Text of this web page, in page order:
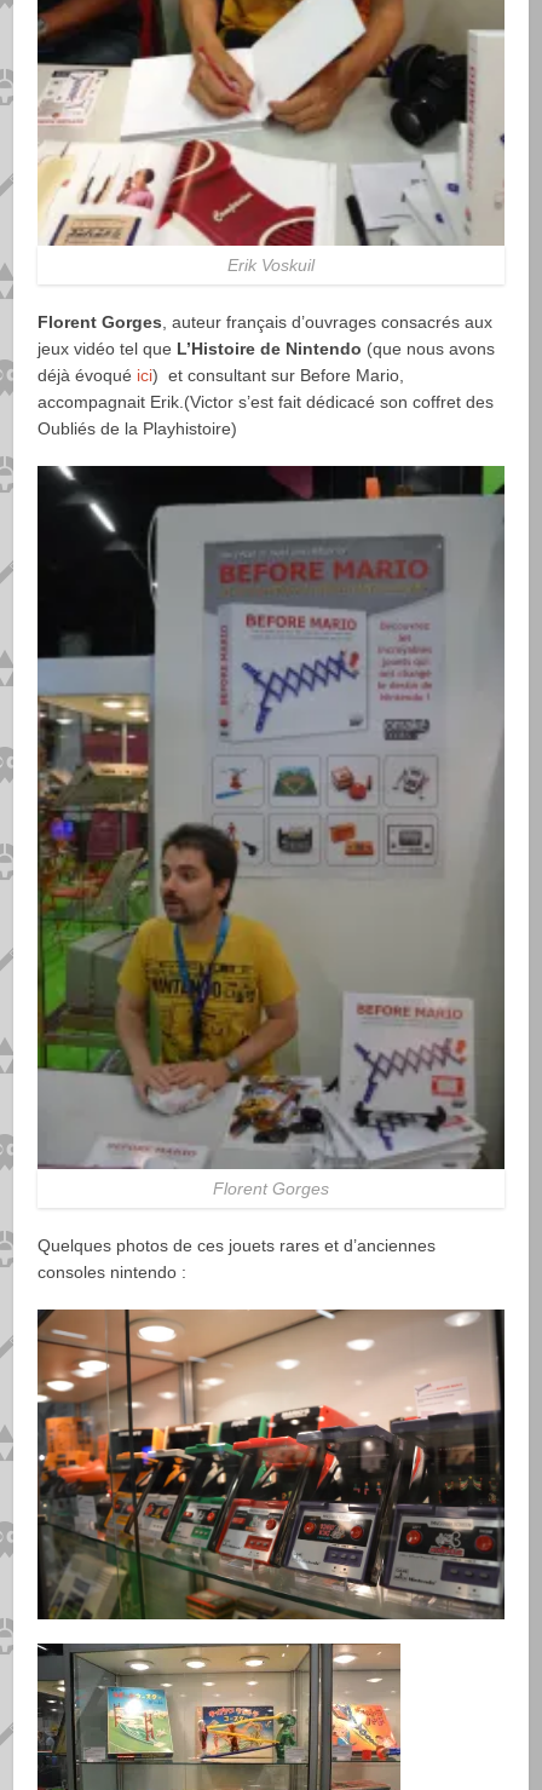
Erik Voskuil
Florent Gorges , auteur français d’ouvrages consacrés aux
jeux vidéo tel que L’Histoire de Nintendo (que nous avons
déjà évoqué ici) et consultant sur Before Mario,
accompagnait Erik.(Victor s’est fait dédicacé son coffret des
Oubliés de la Playhistoire)
Florent Gorges
Quelques photos de ces jouets rares et d’anciennes
consoles nintendo :